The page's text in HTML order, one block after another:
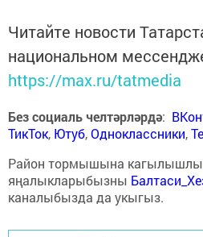
Читайте новости
национальном
https://max.ru/tatmedia
Без социаль челтәрләрдә:
ТикТок, Ютуб,Одноклассники,
Район тормышына
яңалыкларыбызны
каналыбызда да укыгыз.